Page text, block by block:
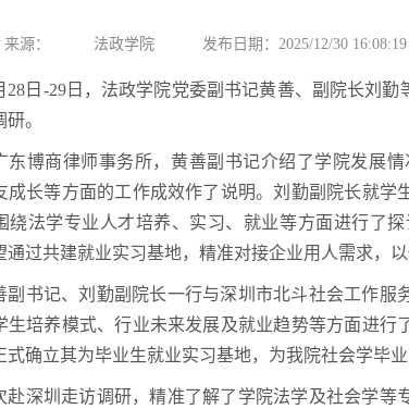
来源： 法政学院 发布日期：2025/12/30 16:08:19
28日-29日，法政学院党委副书记黄善、副院长刘
。
东博商律师事务所，黄善副书记介绍了学院发展
成长等方面的工作成效作了说明。刘勤副院长就
绕法学专业人才培养、实习、就业等方面进行了
通过共建就业实习基地，精准对接企业用人需求，以
副书记、刘勤副院长一行与深圳市北斗社会工作
生培养模式、行业未来发展及就业趋势等方面进
式确立其为毕业生就业实习基地，为我院社会学毕
赴深圳走访调研，精准了解了学院法学及社会学